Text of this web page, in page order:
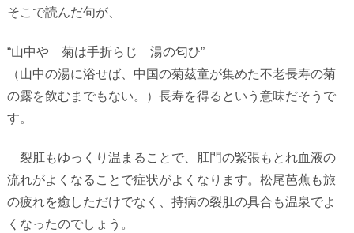
そこで読んだ句が、
“山中や 菊は手折らじ 湯の匂ひ”
（山中の湯に浴せば、中国の菊茲童が集めた不老長寿の菊
の露を飲むまでもない。）長寿を得るという意味だそうで
す。
裂肛もゆっくり温まることで、肛門の緊張もとれ血液の
流れがよくなることで症状がよくなります。松尾芭蕉も旅
の疲れを癒しただけでなく、持病の裂肛の具合も温泉でよ
くなったのでしょう。